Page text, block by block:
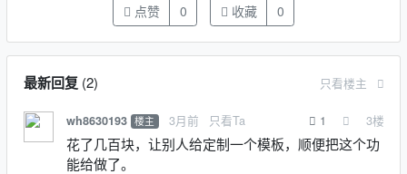
点赞 0 收藏 0
最新回复(2) 只看楼主
wh8630193 楼主 3月前 只看Ta 1 3楼
花了几百块，让别人给定制一个模板，顺便把这个功
能给做了。